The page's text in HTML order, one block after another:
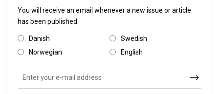
You will receive an email whenever a new issue or article
has been published.
Danish
Swedish
Norwegian
English